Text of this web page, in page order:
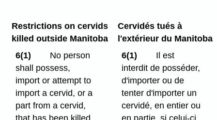
Restrictions on cervids
killed outside Manitoba
6(1)
No person
shall possess,
import or attempt to
import a cervid, or a
part from a cervid,
that has been killed
Cervidés tués à
l'extérieur du Manitoba
6(1)
Il est
interdit de posséder,
d'importer ou de
tenter d'importer un
cervidé, en entier ou
en partie, si celui-ci